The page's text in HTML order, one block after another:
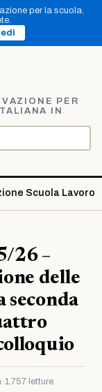
per la scuola.
PER
IN
Scuola Lavoro
26 –
delle
seconda
·1.757 letture